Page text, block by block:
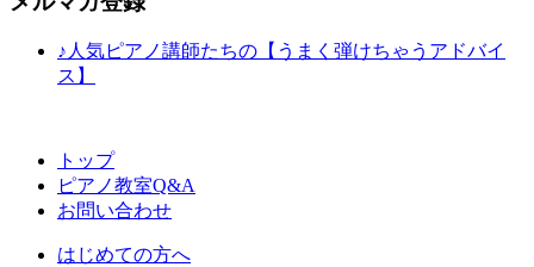
♪人気ピアノ講師たちの【うまく弾けちゃうアドバイ
ス】
トップ
ピアノ教室Q&A
お問い合わせ
はじめての方へ